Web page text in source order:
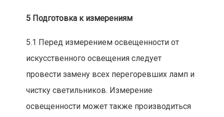
5 Подготовка к измерениям
5.1 Перед измерением освещенности от
искусственного освещения следует
провести замену всех перегоревших ламп и
чистку светильников. Измерение
освещенности может также производиться